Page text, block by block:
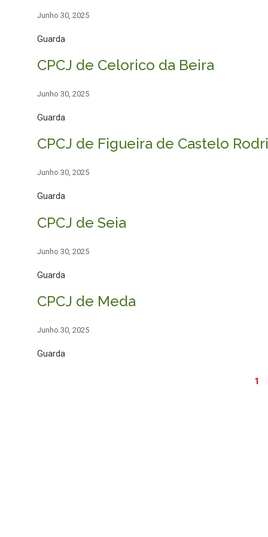
Junho 30, 2025
Guarda
CPCJ de Celorico da Beira
Junho 30, 2025
Guarda
CPCJ de Figueira de Castelo
Junho 30, 2025
Guarda
CPCJ de Seia
Junho 30, 2025
Guarda
CPCJ de Meda
Junho 30, 2025
Guarda
1